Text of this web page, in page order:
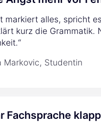
markiert alles, spricht
kurz die Grammatik.
Studentin
Fachsprache